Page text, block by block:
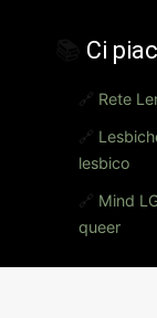
Ci
🔗 Rete
🔗
lesbico
🔗 Mind
queer